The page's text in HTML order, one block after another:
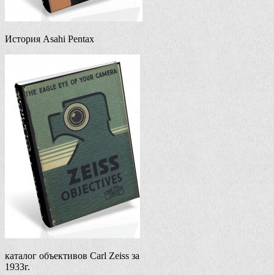
История Asahi Pentax
каталог объективов Carl Zeiss за
1933г.